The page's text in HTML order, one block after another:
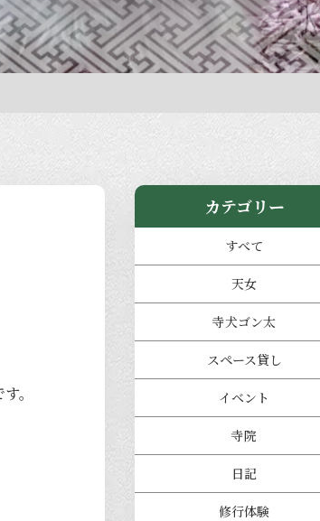
。
カテゴリー
すべて
天女
寺犬ゴン太
スペース貸し
イベント
寺院
日記
修行体験